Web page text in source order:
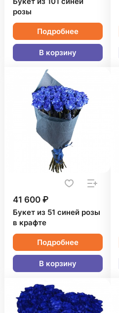
розы
Подробнее
В корзину
41 600 ₽
Букет из 51 синей розы
в крафте
Подробнее
В корзину